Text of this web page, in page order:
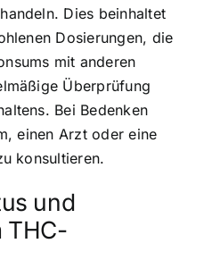
Dies beinhaltet
Dosierungen, die
mit anderen
Überprüfung
Bei Bedenken
einen Arzt oder eine
konsultieren.
und
THC-